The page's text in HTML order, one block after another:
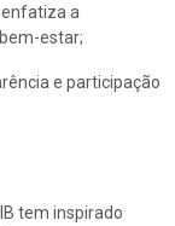
enfatiza a
estar;
e participação
tem inspirado